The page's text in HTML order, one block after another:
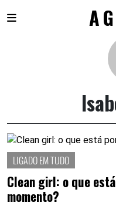
LIGADO EM TUDO
Clean girl: o que
momento?